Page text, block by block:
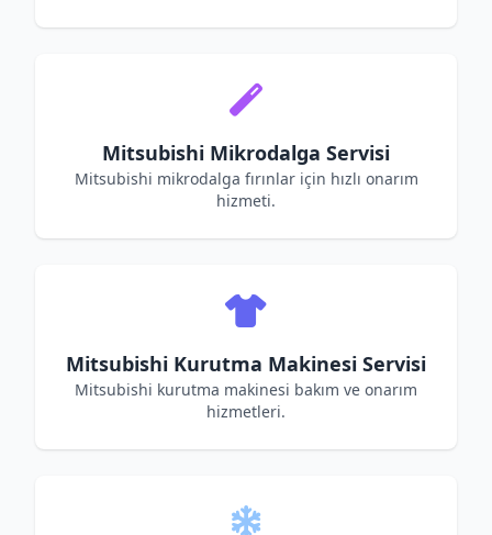
Mitsubishi Mikrodalga Servisi
Mitsubishi mikrodalga fırınlar için hızlı onarım
hizmeti.
Mitsubishi Kurutma Makinesi Servisi
Mitsubishi kurutma makinesi bakım ve onarım
hizmetleri.